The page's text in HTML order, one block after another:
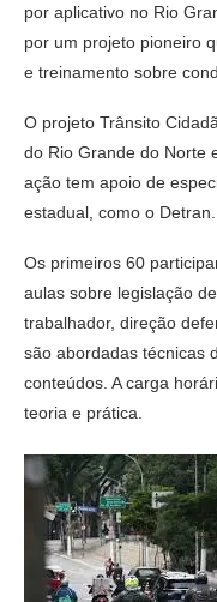
por aplicativo no Rio
por um projeto pioneiro
e treinamento sobre
O projeto Trânsito
do Rio Grande do Norte
ação tem apoio de
estadual, como o Detran.
Os primeiros 60
aulas sobre legislação
trabalhador, direção
são abordadas técnicas
conteúdos. A carga
teoria e prática.